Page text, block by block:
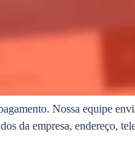
Nossa equipe
da empresa, endereço,